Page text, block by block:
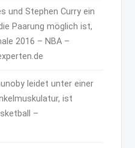
und Stephen Curry ein
Paarung möglich ist,
2016 – NBA –
leidet unter einer
ist
–